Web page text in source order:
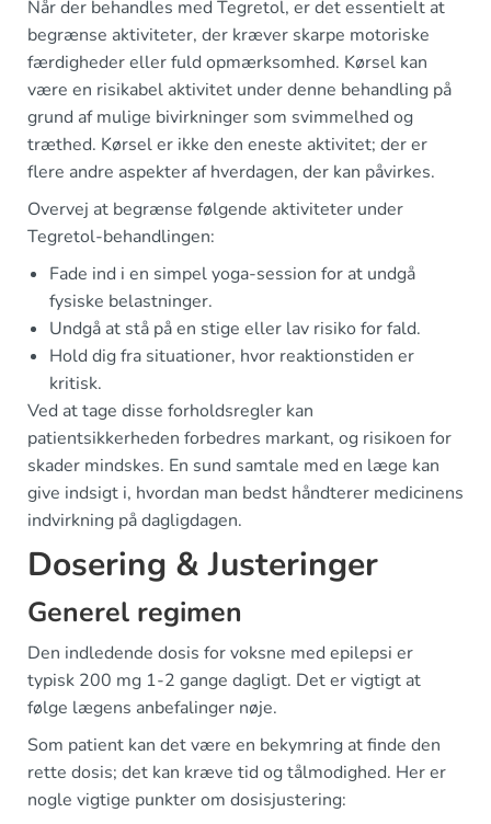
Når der behandles med Tegretol, er det essentielt at
begrænse aktiviteter, der kræver skarpe motoriske
færdigheder eller fuld opmærksomhed. Kørsel kan
være en risikabel aktivitet under denne behandling på
grund af mulige bivirkninger som svimmelhed og
træthed. Kørsel er ikke den eneste aktivitet; der er
flere andre aspekter af hverdagen, der kan påvirkes.
Overvej at begrænse følgende aktiviteter under
Tegretol-behandlingen:
Fade ind i en simpel yoga-session for at undgå
fysiske belastninger.
Undgå at stå på en stige eller lav risiko for fald.
Hold dig fra situationer, hvor reaktionstiden er
kritisk.
Ved at tage disse forholdsregler kan
patientsikkerheden forbedres markant, og risikoen for
skader mindskes. En sund samtale med en læge kan
give indsigt i, hvordan man bedst håndterer medicinens
indvirkning på dagligdagen.
Dosering & Justeringer
Generel regimen
Den indledende dosis for voksne med epilepsi er
typisk 200 mg 1-2 gange dagligt. Det er vigtigt at
følge lægens anbefalinger nøje.
Som patient kan det være en bekymring at finde den
rette dosis; det kan kræve tid og tålmodighed. Her er
nogle vigtige punkter om dosisjustering: